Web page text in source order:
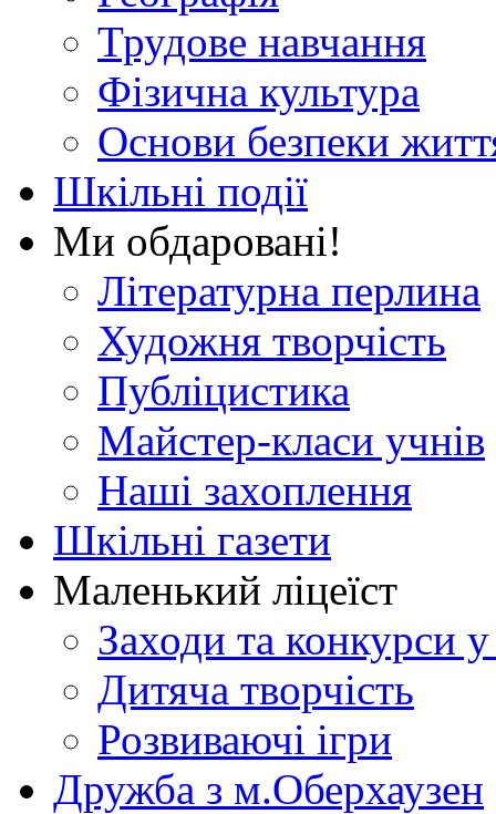
Трудове навчання
Фізична культура
Основи безпеки
Шкільні події
Ми обдаровані!
Літературна перлина
Художня творчість
Публіцистика
Майстер-класи учнів
Наші захоплення
Шкільні газети
Маленький ліцеїст
Заходи та конкурси у
Дитяча творчість
Розвиваючі ігри
Дружба з м.Оберхаузен